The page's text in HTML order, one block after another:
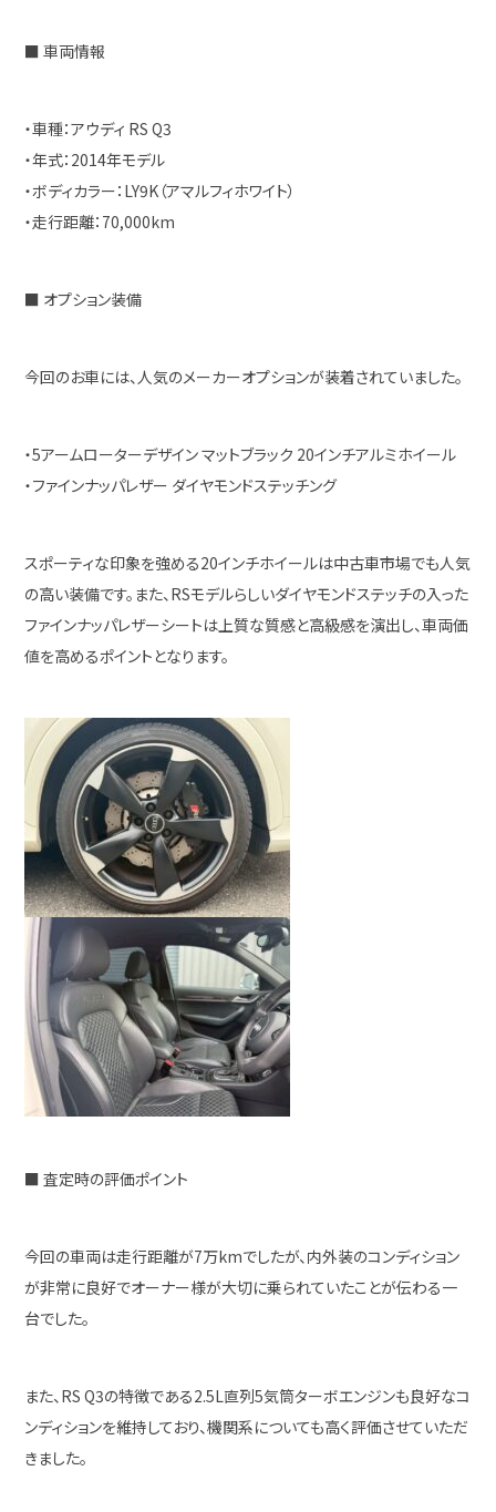
■ 車両情報
・車種：アウディ RS Q3
・年式：2014年モデル
・ボディカラー：LY9K（アマルフィホワイト）
・走行距離：70,000km
■ オプション装備
今回のお車には、人気のメーカーオプションが装着されていました。
・5アームローターデザイン マットブラック 20インチアルミホイール
・ファインナッパレザー ダイヤモンドステッチング
スポーティな印象を強める20インチホイールは中古車市場でも人気
の高い装備です。また、RSモデルらしいダイヤモンドステッチの入った
ファインナッパレザーシートは上質な質感と高級感を演出し、車両価
値を高めるポイントとなります。
■ 査定時の評価ポイント
今回の車両は走行距離が7万kmでしたが、内外装のコンディション
が非常に良好でオーナー様が大切に乗られていたことが伝わる一
台でした。
また、RS Q3の特徴である2.5L直列5気筒ターボエンジンも良好なコ
ンディションを維持しており、機関系についても高く評価させていただ
きました。